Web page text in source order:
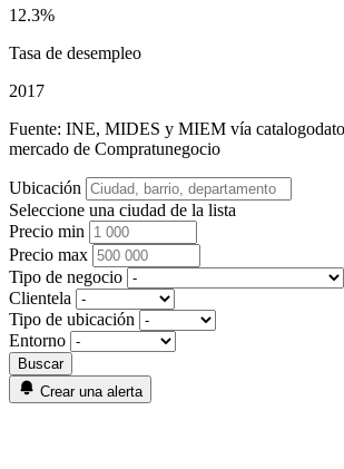
12.3%
Tasa de desempleo
2017
Fuente: INE, MIDES y MIEM vía
mercado de Compratunegocio
Ubicación
Seleccione una ciudad de la lista
Precio min
Precio max
Tipo de negocio
Clientela
Tipo de ubicación
Entorno
Crear una alerta